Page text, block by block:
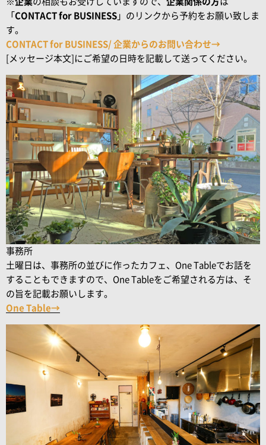
「 CONTACT for BUSINESS 」のリンクから予約をお願い致しま
す。
CONTACT for BUSINESS/ 企業からのお問い合わせ→
[メッセージ本文]にご希望の日時を記載して送ってください。
事務所
土曜日は、事務所の並びに作ったカフェ、One Tableでお話を
することもできますので、One Tableをご希望される方は、そ
の旨を記載お願いします。
One Table→